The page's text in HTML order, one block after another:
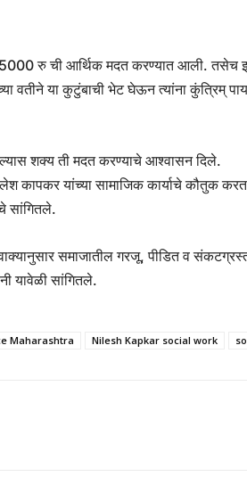
5000 रु ची आर्थिक मदत करण्यात आली. तसेच
वतीने या कुटुंबाची भेट घेऊन त्यांना कुंत्रिम्
शक्य ती मदत करण्याचे आश्वासन दिले.
कापकर यांच्या सामाजिक कार्याचे कौतुक
सांगितले.
समाजातील गरजू, पीडित व
यावेळी सांगितले.
Maharashtra Nilesh Kapkar social work